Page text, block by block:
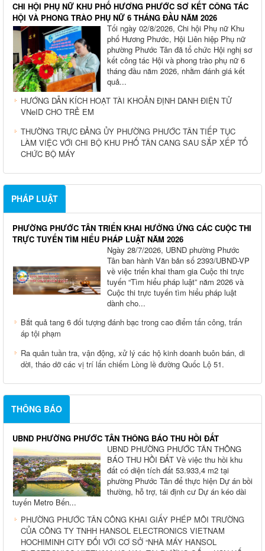
CHI HỘI PHỤ NỮ KHU PHỐ HƯƠNG PHƯỚC SƠ KẾT CÔNG TÁC
HỘI VÀ PHONG TRÀO PHỤ NỮ 6 THÁNG ĐẦU NĂM 2026
Tối ngày 02/8/2026, Chi hội Phụ nữ Khu
phố Hương Phước, Hội Liên hiệp Phụ nữ
phường Phước Tân đã tổ chức Hội nghị sơ
kết công tác Hội và phong trào phụ nữ 6
tháng đầu năm 2026, nhằm đánh giá kết
quả...
HƯỚNG DẪN KÍCH HOẠT TÀI KHOẢN ĐỊNH DANH ĐIỆN TỬ
VNeID CHO TRẺ EM
THƯỜNG TRỰC ĐẢNG ỦY PHƯỜNG PHƯỚC TÂN TIẾP TỤC
LÀM VIỆC VỚI CHI BỘ KHU PHỐ TÂN CANG SAU SẮP XẾP TỔ
CHỨC BỘ MÁY
PHÁP LUẬT
PHƯỜNG PHƯỚC TÂN TRIỂN KHAI HƯỞNG ỨNG CÁC CUỘC THI
TRỰC TUYẾN TÌM HIỂU PHÁP LUẬT NĂM 2026
Ngày 28/7/2026, UBND phường Phước
Tân ban hành Văn bản số 2393/UBND-VP
về việc triển khai tham gia Cuộc thi trực
tuyến “Tìm hiểu pháp luật” năm 2026 và
Cuộc thi trực tuyến tìm hiểu pháp luật
dành cho...
Bắt quả tang 6 đối tượng đánh bạc trong cao điểm tấn công, trấn
áp tội phạm
Ra quân tuần tra, vận động, xử lý các hộ kinh doanh buôn bán, di
dời, tháo dỡ các vị trí lấn chiếm Lòng lề đường Quốc Lộ 51.
THÔNG BÁO
UBND PHƯỜNG PHƯỚC TÂN THÔNG BÁO THU HỒI ĐẤT
UBND PHƯỜNG PHƯỚC TÂN THÔNG
BÁO THU HỒI ĐẤT Về việc thu hồi khu
đất có diện tích đất 53.933,4 m2 tại
phường Phước Tân để thực hiện Dự án bồi
thường, hỗ trợ, tái định cư Dự án kéo dài
tuyến Metro Bến...
PHƯỜNG PHƯỚC TÂN CÔNG KHAI GIẤY PHÉP MÔI TRƯỜNG
CỦA CÔNG TY TNHH HANSOL ELECTRONICS VIETNAM
HOCHIMINH CITY ĐỐI VỚI CƠ SỞ “NHÀ MÁY HANSOL